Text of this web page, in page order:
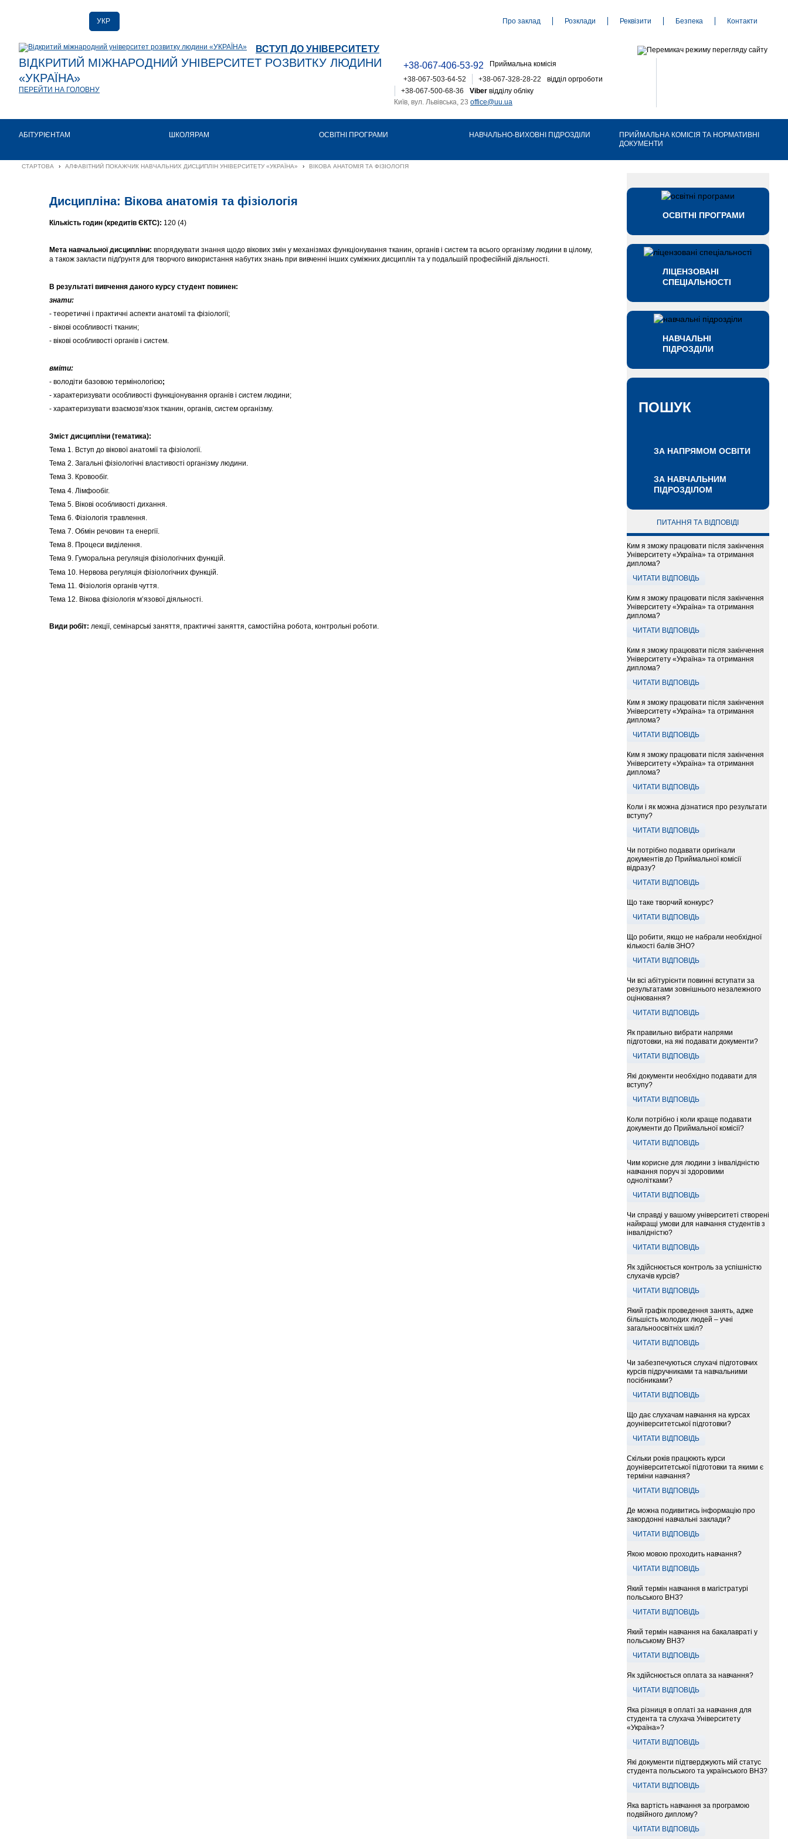
УКР
ENG
Про заклад Розклади Реквізити Безпека Контакти
ВСТУП ДО УНІВЕРСИТЕТУ
ВІДКРИТИЙ МІЖНАРОДНИЙ УНІВЕРСИТЕТ РОЗВИТКУ ЛЮДИНИ
«УКРАЇНА»
ПЕРЕЙТИ НА ГОЛОВНУ
+38-067-406-53-92
Приймальна комісія
відділ оргроботи
+38-067-503-64-52
+38-067-328-28-22
Viber відділу обліку
+38-067-500-68-36
Київ, вул. Львівська, 23 office@uu.ua
АБІТУРІЄНТАМ ШКОЛЯРАМ ОСВІТНІ ПРОГРАМИ НАВЧАЛЬНО-ВИХОВНІ ПІДРОЗДІЛИ
ПРИЙМАЛЬНА КОМІСІЯ ТА НОРМАТИВНІ
ДОКУМЕНТИ
СТАРТОВА › АЛФАВІТНИЙ ПОКАЖЧИК НАВЧАЛЬНИХ ДИСЦИПЛІН УНІВЕРСИТЕТУ «УКРАЇНА» › ВІКОВА АНАТОМІЯ ТА ФІЗІОЛОГІЯ
ОСВІТНІ ПРОГРАМИ
ЛІЦЕНЗОВАНІ
СПЕЦІАЛЬНОСТІ
НАВЧАЛЬНІ
ПІДРОЗДІЛИ
ПОШУК
ЗА НАПРЯМОМ ОСВІТИ
ЗА НАВЧАЛЬНИМ
ПІДРОЗДІЛОМ
ПИТАННЯ ТА ВІДПОВІДІ
Ким я зможу працювати після закінчення
Університету «Україна» та отримання
диплома?
ЧИТАТИ ВІДПОВІДЬ
Ким я зможу працювати після закінчення
Університету «Україна» та отримання
диплома?
ЧИТАТИ ВІДПОВІДЬ
Ким я зможу працювати після закінчення
Університету «Україна» та отримання
диплома?
ЧИТАТИ ВІДПОВІДЬ
Ким я зможу працювати після закінчення
Університету «Україна» та отримання
диплома?
ЧИТАТИ ВІДПОВІДЬ
Ким я зможу працювати після закінчення
Університету «Україна» та отримання
диплома?
ЧИТАТИ ВІДПОВІДЬ
Коли і як можна дізнатися про результати
вступу?
ЧИТАТИ ВІДПОВІДЬ
Чи потрібно подавати оригінали
документів до Приймальної комісії
відразу?
ЧИТАТИ ВІДПОВІДЬ
Що таке творчий конкурс?
ЧИТАТИ ВІДПОВІДЬ
Що робити, якщо не набрали необхідної
кількості балів ЗНО?
ЧИТАТИ ВІДПОВІДЬ
Чи всі абітурієнти повинні вступати за
результатами зовнішнього незалежного
оцінювання?
ЧИТАТИ ВІДПОВІДЬ
Як правильно вибрати напрями
підготовки, на які подавати документи?
ЧИТАТИ ВІДПОВІДЬ
Які документи необхідно подавати для
вступу?
ЧИТАТИ ВІДПОВІДЬ
Коли потрібно і коли краще подавати
документи до Приймальної комісії?
ЧИТАТИ ВІДПОВІДЬ
Чим корисне для людини з інвалідністю
навчання поруч зі здоровими
однолітками?
ЧИТАТИ ВІДПОВІДЬ
Чи справді у вашому університеті створені
найкращі умови для навчання студентів з
інвалідністю?
ЧИТАТИ ВІДПОВІДЬ
Як здійснюється контроль за успішністю
слухачів курсів?
ЧИТАТИ ВІДПОВІДЬ
Який графік проведення занять, адже
більшість молодих людей – учні
загальноосвітніх шкіл?
ЧИТАТИ ВІДПОВІДЬ
Чи забезпечуються слухачі підготовчих
курсів підручниками та навчальними
посібниками?
ЧИТАТИ ВІДПОВІДЬ
Що дає слухачам навчання на курсах
доуніверситетської підготовки?
ЧИТАТИ ВІДПОВІДЬ
Скільки років працюють курси
доуніверситетської підготовки та якими є
терміни навчання?
ЧИТАТИ ВІДПОВІДЬ
Де можна подивитись інформацію про
закордонні навчальні заклади?
ЧИТАТИ ВІДПОВІДЬ
Якою мовою проходить навчання?
ЧИТАТИ ВІДПОВІДЬ
Який термін навчання в магістратурі
польського ВНЗ?
ЧИТАТИ ВІДПОВІДЬ
Який термін навчання на бакалавраті у
польському ВНЗ?
ЧИТАТИ ВІДПОВІДЬ
Як здійснюється оплата за навчання?
ЧИТАТИ ВІДПОВІДЬ
Яка різниця в оплаті за навчання для
студента та слухача Університету
«Україна»?
ЧИТАТИ ВІДПОВІДЬ
Які документи підтверджують мій статус
студента польського та українського ВНЗ?
ЧИТАТИ ВІДПОВІДЬ
Яка вартість навчання за програмою
подвійного диплому?
ЧИТАТИ ВІДПОВІДЬ
Дисципліна: Вікова анатомія та фізіологія
Кількість годин (кредитів ЄКТС): 120 (4)
Мета навчальної дисципліни: впорядкувати знання щодо вікових змін у механізмах функціонування тканин, органів і систем та всього організму людини в цілому,
а також закласти підґрунтя для творчого використання набутих знань при вивченні інших суміжних дисциплін та у подальшій професійній діяльності.
В результаті вивчення даного курсу студент повинен:
знати:
- теоретичні і практичні аспекти анатомії та фізіології;
- вікові особливості тканин;
- вікові особливості органів і систем.
вміти:
- володіти базовою термінологією;
- характеризувати особливості функціонування органів і систем людини;
- характеризувати взаємозв’язок тканин, органів, систем організму.
Зміст дисципліни (тематика):
Тема 1. Вступ до вікової анатомії та фізіології.
Тема 2. Загальні фізіологічні властивості організму людини.
Тема 3. Кровообіг.
Тема 4. Лімфообіг.
Тема 5. Вікові особливості дихання.
Тема 6. Фізіологія травлення.
Тема 7. Обмін речовин та енергії.
Тема 8. Процеси виділення.
Тема 9. Гуморальна регуляція фізіологічних функцій.
Тема 10. Нервова регуляція фізіологічних функцій.
Тема 11. Фізіологія органів чуття.
Тема 12. Вікова фізіологія м’язової діяльності.
Види робіт: лекції, семінарські заняття, практичні заняття, самостійна робота, контрольні роботи.